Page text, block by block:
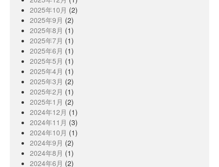
2025年10月 (2)
2025年9月 (2)
2025年8月 (1)
2025年7月 (1)
2025年6月 (1)
2025年5月 (1)
2025年4月 (1)
2025年3月 (2)
2025年2月 (1)
2025年1月 (2)
2024年12月 (1)
2024年11月 (3)
2024年10月 (1)
2024年9月 (2)
2024年8月 (1)
2024年6月 (2)